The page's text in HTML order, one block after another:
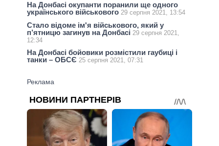
На Донбасі окупанти поранили ще одного
українського військового 29 серпня 2021, 13:54
Стало відоме ім'я військового, який у
п’ятницю загинув на Донбасі 29 серпня 2021,
12:34
На Донбасі бойовики розмістили гаубиці і
танки – ОБСЄ 25 серпня 2021, 07:31